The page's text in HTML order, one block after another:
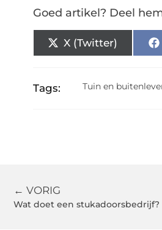
Goed artikel? Deel
X (Twitter)
Tags: Tuin en
← VORIG
Wat doet een stukadoorsbedrijf?